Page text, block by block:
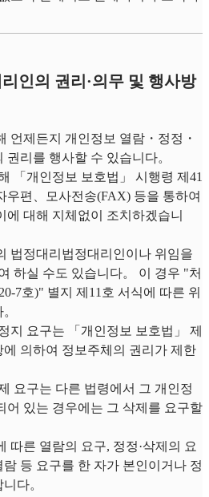
인의 권리·의무 및 행사방
제든지 개인정보 열람・정정・
리를 행사할 수 있습니다。
「개인정보 보호법」 시행령 제41
우편、모사전송(FAX) 등을 통하여
대해 지체없이 조치하겠습니
법정대리법정대리인이나 위임을
하실 수도 있습니다。 이 경우 "처
7호)" 별지 제11호 서식에 따른 위
요구는 「개인정보 보호법」 제
에 의하여 정보주체의 권리가 제한
요구는 다른 법령에서 그 개인정
어 있는 경우에는 그 삭제를 요구할
른 열람의 요구, 정정·삭제의 요
등 요구를 한 자가 본인이거나 정
다。